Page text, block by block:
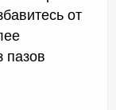
от
пазов